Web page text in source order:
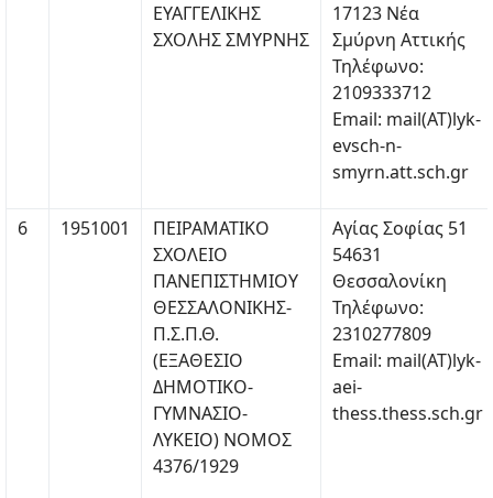
ΕΥΑΓΓΕΛΙΚΗΣ
ΣΧΟΛΗΣ ΣΜΥΡΝΗΣ
17123 Νέα
Σμύρνη Αττικής
Τηλέφωνο:
2109333712
Email: mail(ΑΤ)lyk-
evsch-n-
smyrn.att.sch.gr
6 1951001
ΠΕΙΡΑΜΑΤΙΚΟ
ΣΧΟΛΕΙΟ
ΠΑΝΕΠΙΣΤΗΜΙΟΥ
ΘΕΣΣΑΛΟΝΙΚΗΣ-
Π.Σ.Π.Θ.
(ΕΞΑΘΕΣΙΟ
ΔΗΜΟΤΙΚΟ-
ΓΥΜΝΑΣΙΟ-
ΛΥΚΕΙΟ) ΝΟΜΟΣ
4376/1929
Αγίας Σοφίας 51
54631
Θεσσαλονίκη
Τηλέφωνο:
2310277809
Email: mail(ΑΤ)lyk-
aei-
thess.thess.sch.gr